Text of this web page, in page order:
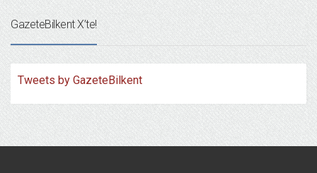
GazeteBilkent X’te!
Tweets by GazeteBilkent